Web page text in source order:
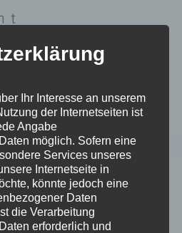
Ihr Interesse an unserem
der Internetseiten ist
Angabe
möglich. Sofern eine
Services unseres
Internetseite in
könnte jedoch eine
Daten
die Verarbeitung
erforderlich und